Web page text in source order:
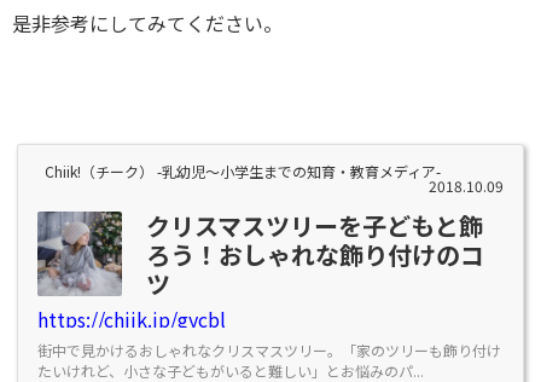
是非参考にしてみてください。
Chiik!（チーク） -乳幼児〜小学生までの知育・教育メディア-
2018.10.09
クリスマスツリーを子どもと飾
ろう！おしゃれな飾り付けのコ
ツ
https://chiik.jp/gycbl
街中で見かけるおしゃれなクリスマスツリー。「家のツリーも飾り付け
たいけれど、小さな子どもがいると難しい」とお悩みのパ...